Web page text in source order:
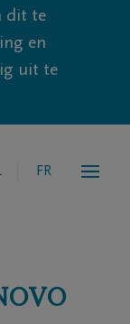
dit te
en
uit te
FR